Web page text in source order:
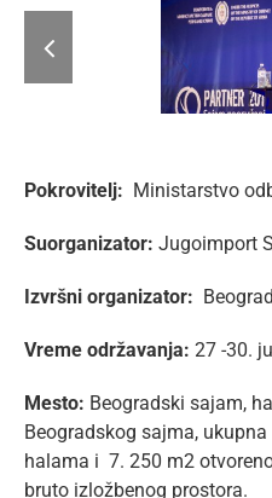
Pokrovitelj: Ministarstvo
Suorganizator: Jugoimport
Izvršni organizator:
Vreme održavanja: 27 -30.
Mesto: Beogradski sajam,
Beogradskog sajma,
halama i 7. 250 m2
bruto izložbenog prostora.